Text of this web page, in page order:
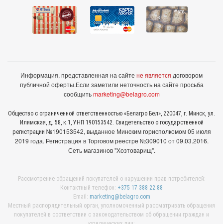
Информация, представленная на сайте не является договором
публичной оферты.Если заметили неточность на сайте просьба
сообщитьmarketing@belagro.com
Общество с ограниченной ответственностью «Белагро Бел», 220047, г. Минск, ул.
Илимская, д. 58, к.1, УНП 190153542. Свидетельство о государственной
регистрации №190153542, выданное Минcким горисполкомом 05 июля
2019 года. Регистрация в Торговом реестре №309010 от 09.03.2016.
Сеть магазинов "Хозтоварищ".
Рассмотрение обращений покупателей о нарушении прав потребителей:
Контактный телефон: +375 17 388 22 88
Email: marketing@belagro.com
Местный распорядительный орган, уполномоченный рассматривать обращения
покупателей в соответствии с законодательством об обращении граждан и